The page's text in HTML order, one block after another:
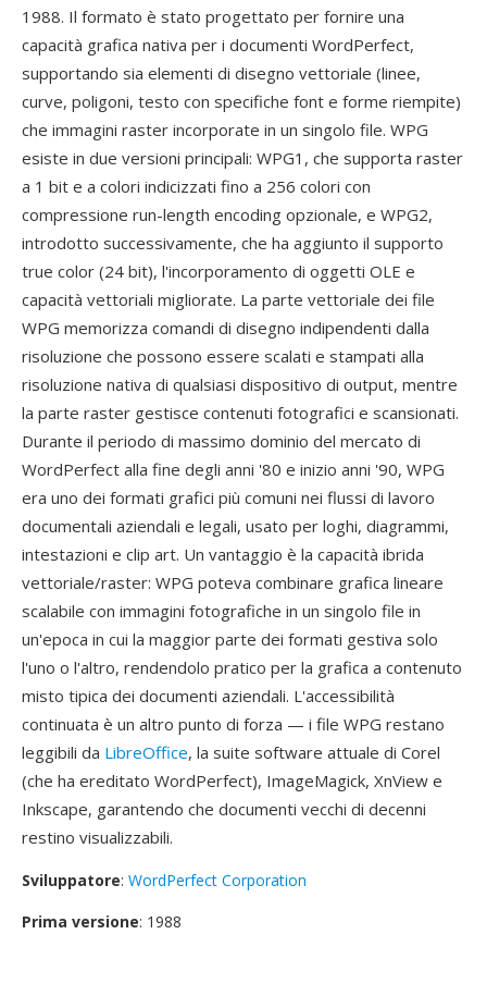
1988. Il formato è stato progettato per fornire una
capacità grafica nativa per i documenti WordPerfect,
supportando sia elementi di disegno vettoriale (linee,
curve, poligoni, testo con specifiche font e forme riempite)
che immagini raster incorporate in un singolo file. WPG
esiste in due versioni principali: WPG1, che supporta raster
a 1 bit e a colori indicizzati fino a 256 colori con
compressione run-length encoding opzionale, e WPG2,
introdotto successivamente, che ha aggiunto il supporto
true color (24 bit), l'incorporamento di oggetti OLE e
capacità vettoriali migliorate. La parte vettoriale dei file
WPG memorizza comandi di disegno indipendenti dalla
risoluzione che possono essere scalati e stampati alla
risoluzione nativa di qualsiasi dispositivo di output, mentre
la parte raster gestisce contenuti fotografici e scansionati.
Durante il periodo di massimo dominio del mercato di
WordPerfect alla fine degli anni '80 e inizio anni '90, WPG
era uno dei formati grafici più comuni nei flussi di lavoro
documentali aziendali e legali, usato per loghi, diagrammi,
intestazioni e clip art. Un vantaggio è la capacità ibrida
vettoriale/raster: WPG poteva combinare grafica lineare
scalabile con immagini fotografiche in un singolo file in
un'epoca in cui la maggior parte dei formati gestiva solo
l'uno o l'altro, rendendolo pratico per la grafica a contenuto
misto tipica dei documenti aziendali. L'accessibilità
continuata è un altro punto di forza — i file WPG restano
leggibili da LibreOffice, la suite software attuale di Corel
(che ha ereditato WordPerfect), ImageMagick, XnView e
Inkscape, garantendo che documenti vecchi di decenni
restino visualizzabili.
Sviluppatore: WordPerfect Corporation
Prima versione: 1988